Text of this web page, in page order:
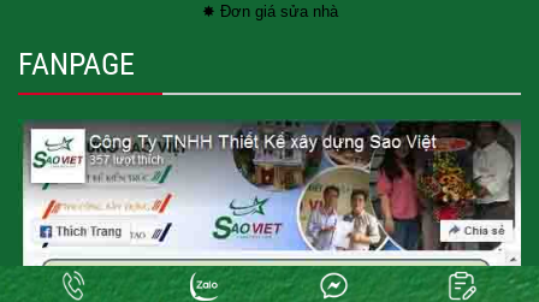
✸ Đơn giá sửa nhà
FANPAGE